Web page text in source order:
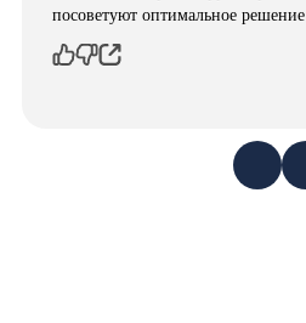
посоветуют оптимальное решение